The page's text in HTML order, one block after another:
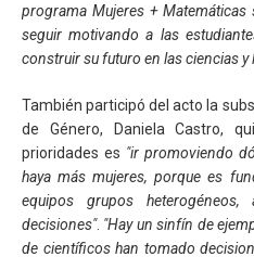
programa Mujeres +
seguir motivando a las
construir su futuro en las ciencias y
También participó del acto la
de Género, Daniela Castro,
prioridades es "ir promoviendo
haya más mujeres, porque es
equipos grupos
decisiones". "Hay un sinfín de
de científicos han tomado